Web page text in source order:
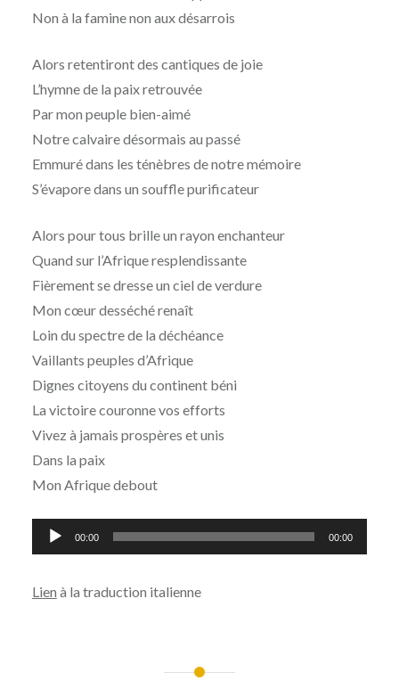
Non à la famine non aux désarrois
Alors retentiront des cantiques de joie
L’hymne de la paix retrouvée
Par mon peuple bien-aimé
Notre calvaire désormais au passé
Emmuré dans les ténèbres de notre mémoire
S’évapore dans un souffle purificateur
Alors pour tous brille un rayon enchanteur
Quand sur l’Afrique resplendissante
Fièrement se dresse un ciel de verdure
Mon cœur desséché renaît
Loin du spectre de la déchéance
Vaillants peuples d’Afrique
Dignes citoyens du continent béni
La victoire couronne vos efforts
Vivez à jamais prospères et unis
Dans la paix
Mon Afrique debout
Lecteur
audio
00:00 00:00
Lien à la traduction italienne